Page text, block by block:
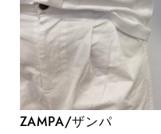
ZAMPA/ザンパ